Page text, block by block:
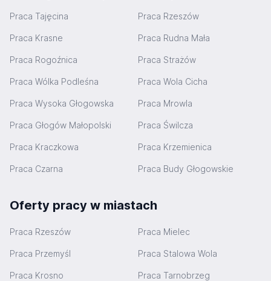
Praca Tajęcina Praca Rzeszów
Praca Krasne Praca Rudna Mała
Praca Rogoźnica Praca Strażów
Praca Wólka Podleśna Praca Wola Cicha
Praca Wysoka Głogowska Praca Mrowla
Praca Głogów Małopolski Praca Świlcza
Praca Kraczkowa Praca Krzemienica
Praca Czarna Praca Budy Głogowskie
Oferty pracy w miastach
Praca Rzeszów Praca Mielec
Praca Przemyśl Praca Stalowa Wola
Praca Krosno Praca Tarnobrzeg